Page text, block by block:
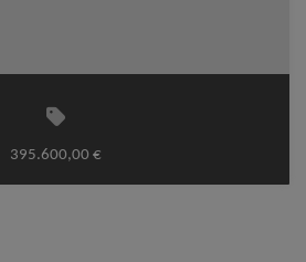
395.600,00 €